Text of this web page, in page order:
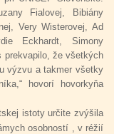
Fialovej, Bibiány
Very Wisterovej, Ad
Eckhardt, Simony
prekvapilo, že všetkých
výzvu a takmer všetky
hovorí hovorkyňa
istoty určite zvýšila
osobností , v réžií